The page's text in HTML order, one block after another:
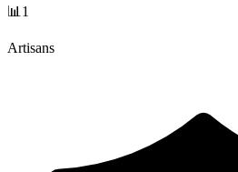
📊 1
Artisans